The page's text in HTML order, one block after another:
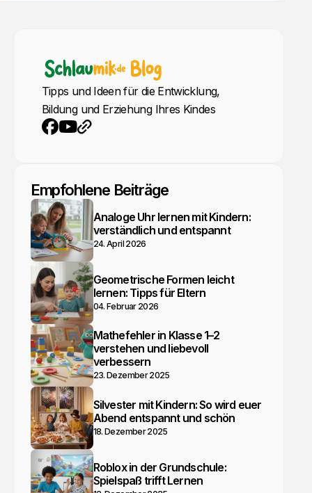
Tipps und Ideen für die Entwicklung,
Bildung und Erziehung Ihres Kindes
Empfohlene Beiträge
Analoge Uhr lernen mit Kindern:
verständlich und entspannt
24. April 2026
Geometrische Formen leicht
lernen: Tipps für Eltern
04. Februar 2026
Mathefehler in Klasse 1–2
verstehen und liebevoll
verbessern
23. Dezember 2025
Silvester mit Kindern: So wird euer
Abend entspannt und schön
18. Dezember 2025
Roblox in der Grundschule:
Spielspaß trifft Lernen